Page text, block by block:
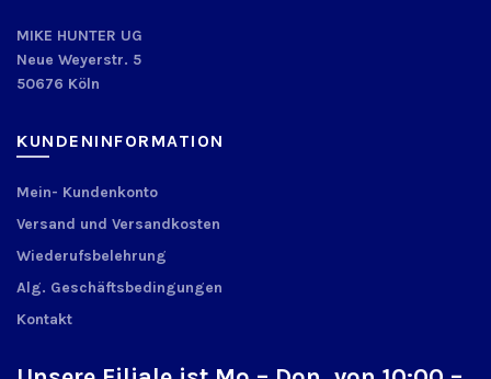
MIKE HUNTER UG
Neue Weyerstr. 5
50676 Köln
KUNDENINFORMATION
Mein- Kundenkonto
Versand und Versandkosten
Wiederufsbelehrung
Alg. Geschäftsbedingungen
Kontakt